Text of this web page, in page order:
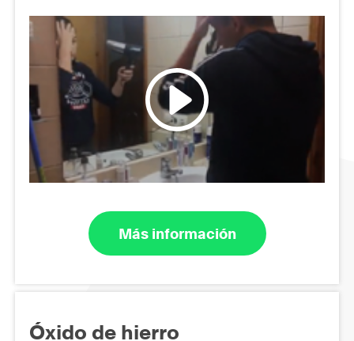
Más información
Óxido de hierro